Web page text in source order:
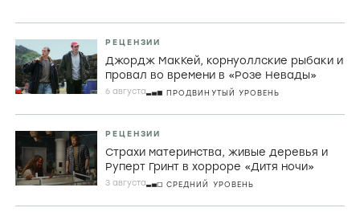
РЕЦЕНЗИИ
Джордж МакКей, корнуоллские рыбаки и
провал во времени в «Розе Невады»
6 августа ПРОДВИНУТЫЙ УРОВЕНЬ
РЕЦЕНЗИИ
Страхи материнства, живые деревья и
Руперт Гринт в хорроре «Дитя ночи»
3 августа СРЕДНИЙ УРОВЕНЬ